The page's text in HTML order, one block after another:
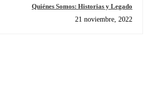
Quiénes Somos: Historias y Legado
21 noviembre, 2022